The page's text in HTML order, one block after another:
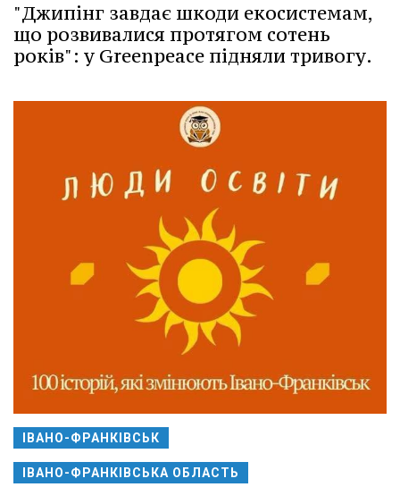
"Джипінг завдає шкоди екосистемам,
що розвивалися протягом сотень
років": у Greenpeace підняли тривогу.
ІВАНО-ФРАНКІВСЬК
ІВАНО-ФРАНКІВСЬКА ОБЛАСТЬ